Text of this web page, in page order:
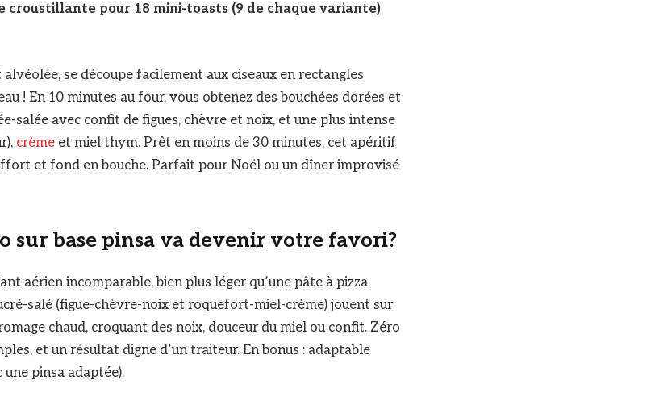
croustillante pour 18 mini-toasts (9 de chaque variante)
alvéolée, se découpe facilement aux ciseaux en rectangles
! En 10 minutes au four, vous obtenez des bouchées dorées et
salée avec confit de figues, chèvre et noix, et une plus intense
crème et miel thym. Prêt en moins de 30 minutes, cet apéritif
et fond en bouche. Parfait pour Noël ou un dîner improvisé
sur base pinsa va devenir votre favori?
aérien incomparable, bien plus léger qu’une pâte à pizza
salé (figue-chèvre-noix et roquefort-miel-crème) jouent sur
chaud, croquant des noix, douceur du miel ou confit. Zéro
et un résultat digne d’un traiteur. En bonus : adaptable
pinsa adaptée).